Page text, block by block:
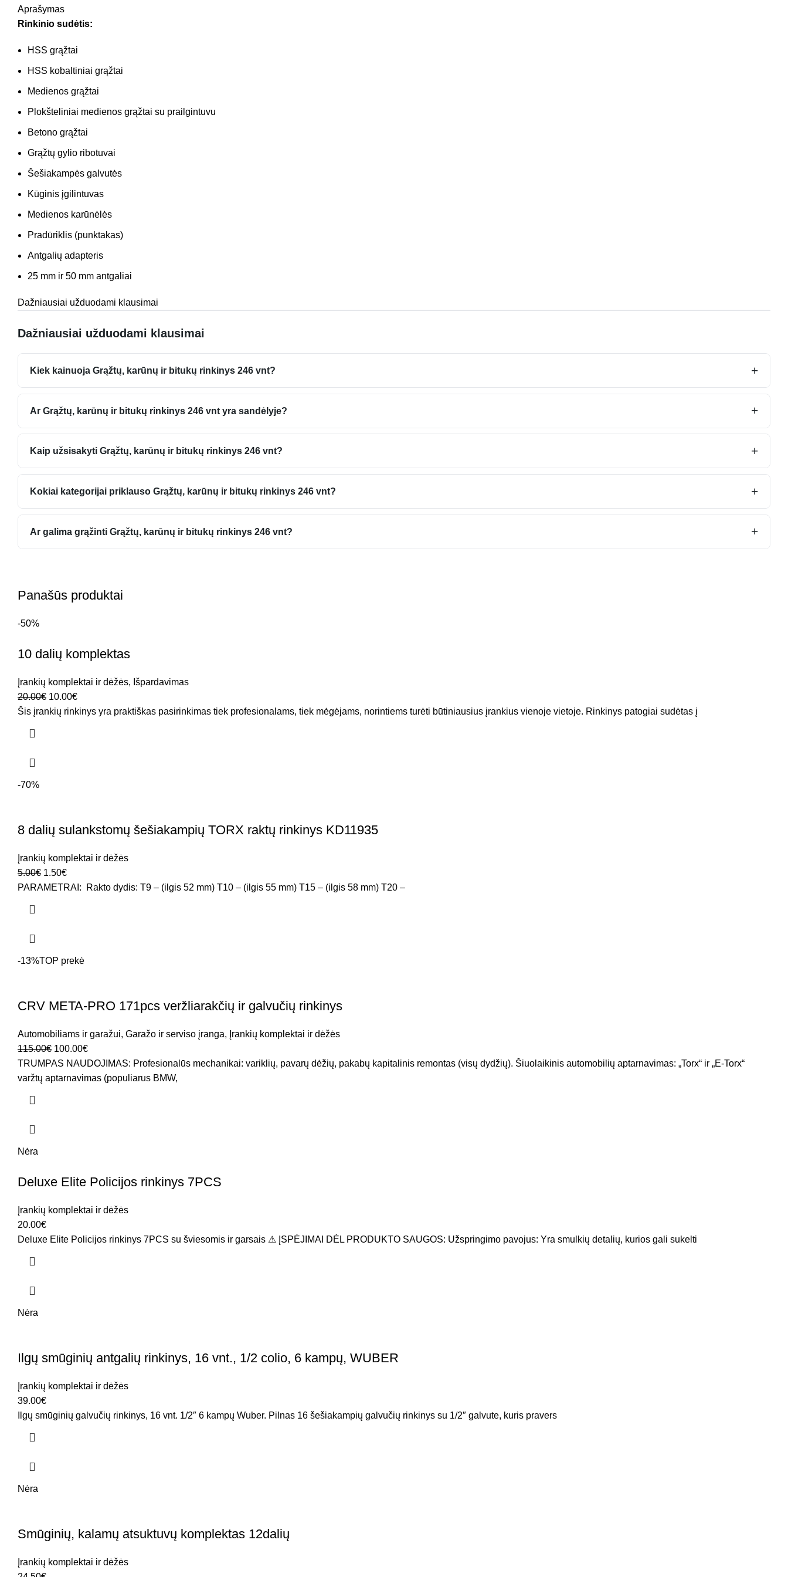
Aprašymas
Rinkinio sudėtis:
HSS grąžtai
HSS kobaltiniai grąžtai
Medienos grąžtai
Plokšteliniai medienos grąžtai su prailgintuvu
Betono grąžtai
Grąžtų gylio ribotuvai
Šešiakampės galvutės
Kūginis įgilintuvas
Medienos karūnėlės
Pradūriklis (punktakas)
Antgalių adapteris
25 mm ir 50 mm antgaliai
Dažniausiai užduodami klausimai
Dažniausiai užduodami klausimai
Kiek kainuoja Grąžtų, karūnų ir bitukų rinkinys 246 vnt? +
Ar Grąžtų, karūnų ir bitukų rinkinys 246 vnt yra sandėlyje? +
Kaip užsisakyti Grąžtų, karūnų ir bitukų rinkinys 246 vnt? +
Kokiai kategorijai priklauso Grąžtų, karūnų ir bitukų rinkinys 246 vnt? +
Ar galima grąžinti Grąžtų, karūnų ir bitukų rinkinys 246 vnt? +
Panašūs produktai
-50%
10 dalių komplektas
Įrankių komplektai ir dėžės, Išpardavimas
20.00€ 10.00€
Šis įrankių rinkinys yra praktiškas pasirinkimas tiek profesionalams, tiek mėgėjams, norintiems turėti būtiniausius įrankius vienoje vietoje. Rinkinys patogiai sudėtas į
-70%
8 dalių sulankstomų šešiakampių TORX raktų rinkinys KD11935
Įrankių komplektai ir dėžės
5.00€ 1.50€
PARAMETRAI: Rakto dydis: T9 – (ilgis 52 mm) T10 – (ilgis 55 mm) T15 – (ilgis 58 mm) T20 –
-13%TOP prekė
CRV META-PRO 171pcs veržliarakčių ir galvučių rinkinys
Automobiliams ir garažui, Garažo ir serviso įranga, Įrankių komplektai ir dėžės
115.00€ 100.00€
TRUMPAS NAUDOJIMAS: Profesionalūs mechanikai: variklių, pavarų dėžių, pakabų kapitalinis remontas (visų dydžių). Šiuolaikinis automobilių aptarnavimas: „Torx“ ir „E-Torx“
varžtų aptarnavimas (populiarus BMW,
Nėra
Deluxe Elite Policijos rinkinys 7PCS
Įrankių komplektai ir dėžės
20.00€
Deluxe Elite Policijos rinkinys 7PCS su šviesomis ir garsais ⚠ ĮSPĖJIMAI DĖL PRODUKTO SAUGOS: Užspringimo pavojus: Yra smulkių detalių, kurios gali sukelti
Nėra
Ilgų smūginių antgalių rinkinys, 16 vnt., 1/2 colio, 6 kampų, WUBER
Įrankių komplektai ir dėžės
39.00€
Ilgų smūginių galvučių rinkinys, 16 vnt. 1/2″ 6 kampų Wuber. Pilnas 16 šešiakampių galvučių rinkinys su 1/2″ galvute, kuris pravers
Nėra
Smūginių, kalamų atsuktuvų komplektas 12dalių
Įrankių komplektai ir dėžės